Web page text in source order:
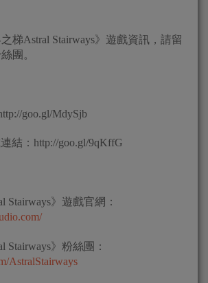
梯Astral Stairways》遊戲資訊，請留
團。
goo.gl/MdySjb
結：http://goo.gl/9qKffG
Stairways》遊戲官網：
Stairways》粉絲團：
AstralStairways